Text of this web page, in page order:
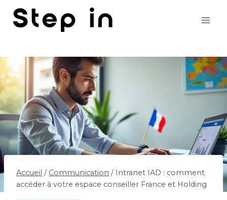
Aller
Accueil / Communication / Intranet IAD : comment
accéder à votre espace conseiller France et Holding